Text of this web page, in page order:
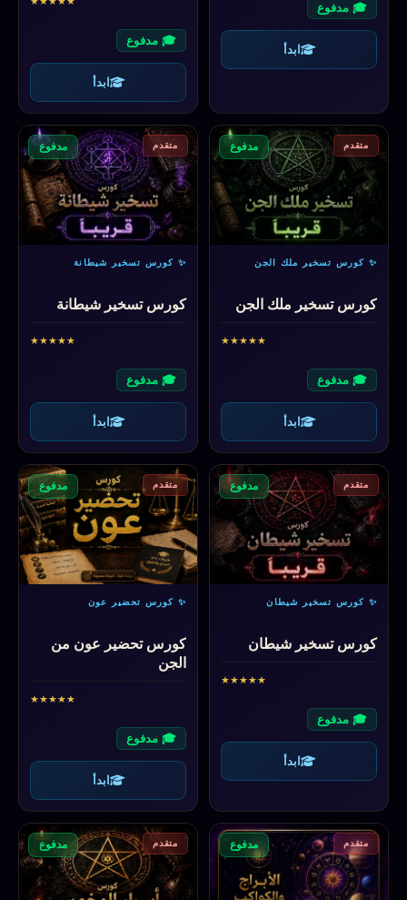
🎓 مدفوع
ابدأ
🎓 مدفوع
ابدأ
متقدم مدفوع
✨ كورس تسخير ملك الجن
كورس تسخير ملك الجن
★
★
★
★
★
🎓 مدفوع
ابدأ
متقدم مدفوع
✨ كورس تسخير شيطانة
كورس تسخير شيطانة
★
★
★
★
★
🎓 مدفوع
ابدأ
متقدم مدفوع
✨ كورس تسخير شيطان
كورس تسخير شيطان
★
★
★
★
★
🎓 مدفوع
ابدأ
متقدم مدفوع
✨ كورس تحضير عون
كورس تحضير عون من
الجن
★
★
★
★
★
🎓 مدفوع
ابدأ
متقدم مدفوع متقدم مدفوع